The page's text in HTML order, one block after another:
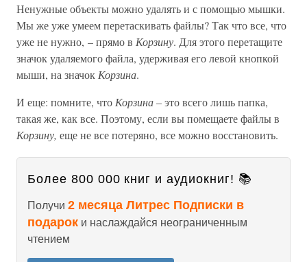
Ненужные объекты можно удалять и с помощью мышки.
Мы же уже умеем перетаскивать файлы? Так что все, что
уже не нужно, – прямо в Корзину. Для этого перетащите
значок удаляемого файла, удерживая его левой кнопкой
мыши, на значок Корзина.
И еще: помните, что Корзина– это всего лишь папка,
такая же, как все. Поэтому, если вы помещаете файлы в
Корзину, еще не все потеряно, все можно восстановить.
Более 800 000 книг и аудиокниг! 📚
Получи 2 месяца Литрес Подписки в
подарок и наслаждайся неограниченным
чтением